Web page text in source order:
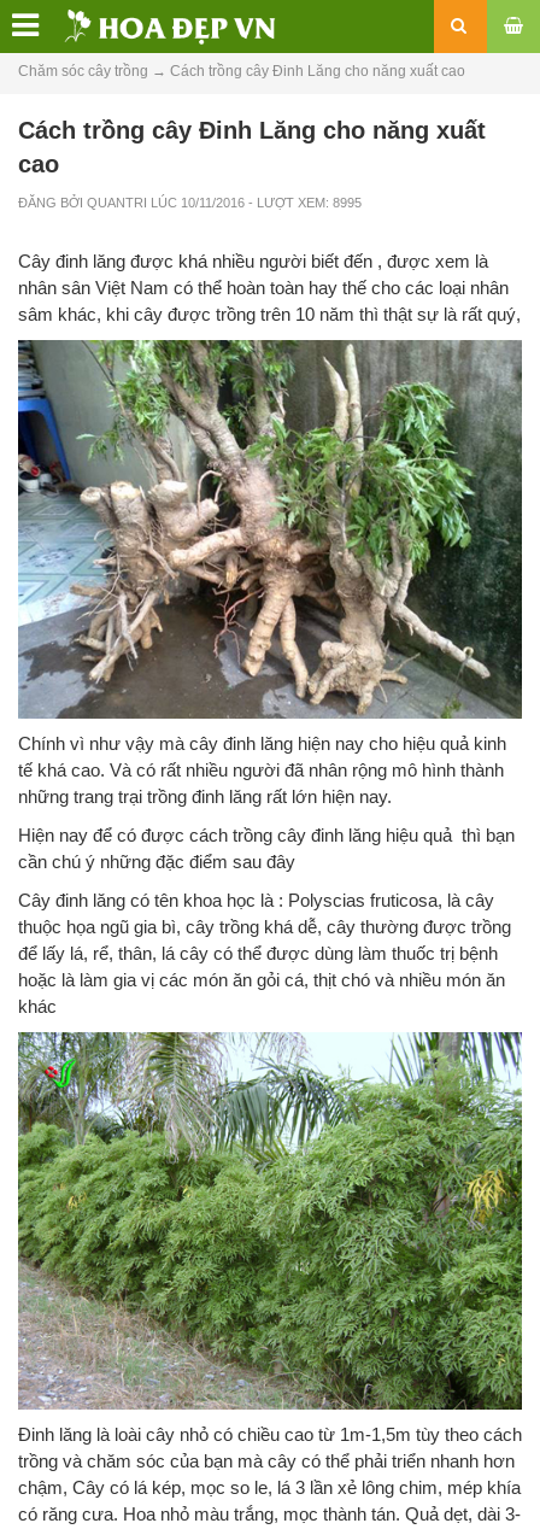
Chăm sóc cây trồng → Cách trồng cây Đinh Lăng cho năng xuất cao
Cách trồng cây Đinh Lăng cho năng xuất
cao
ĐĂNG BỞI QUANTRI LÚC 10/11/2016 - LƯỢT XEM: 8995
Cây đinh lăng được khá nhiều người biết đến , được xem là
nhân sân Việt Nam có thể hoàn toàn hay thế cho các loại nhân
sâm khác, khi cây được trồng trên 10 năm thì thật sự là rất quý,
Chính vì như vậy mà cây đinh lăng hiện nay cho hiệu quả kinh
tế khá cao. Và có rất nhiều người đã nhân rộng mô hình thành
những trang trại trồng đinh lăng rất lớn hiện nay.
Hiện nay để có được cách trồng cây đinh lăng hiệu quả thì bạn
cần chú ý những đặc điểm sau đây
Cây đinh lăng có tên khoa học là : Polyscias fruticosa, là cây
thuộc họa ngũ gia bì, cây trồng khá dễ, cây thường được trồng
để lấy lá, rể, thân, lá cây có thể được dùng làm thuốc trị bệnh
hoặc là làm gia vị các món ăn gỏi cá, thịt chó và nhiều món ăn
khác
Đinh lăng là loài cây nhỏ có chiều cao từ 1m-1,5m tùy theo cách
trồng và chăm sóc của bạn mà cây có thể phải triển nhanh hơn
chậm, Cây có lá kép, mọc so le, lá 3 lần xẻ lông chim, mép khía
có răng cưa. Hoa nhỏ màu trắng, mọc thành tán. Quả dẹt, dài 3-